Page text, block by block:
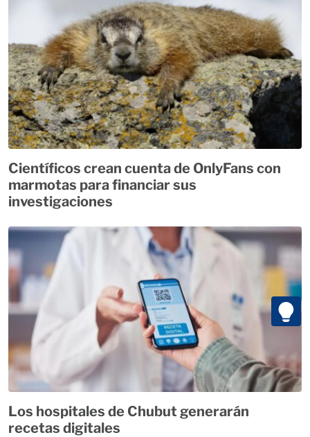
Científicos crean cuenta de OnlyFans con
marmotas para financiar sus
investigaciones
Los hospitales de Chubut generarán
recetas digitales